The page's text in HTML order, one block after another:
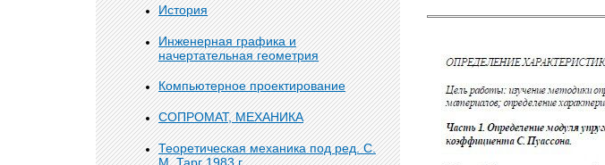
История
Инженерная графика и
начертательная геометрия
Компьютерное проектирование
СОПРОМАТ, МЕХАНИКА
Теоретическая механика под ред. С.
М. Тарг 1983 г.